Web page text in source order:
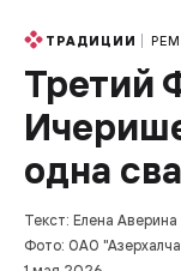
ТРАДИЦИИ
Третий
одна
Текст: Елена Аверина
Фото: ОАО